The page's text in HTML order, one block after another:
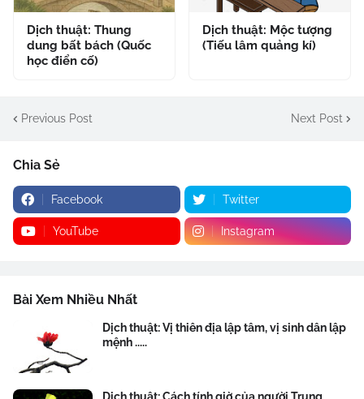
Dịch thuật: Thung
dung bất bách (Quốc
học điển cố)
Dịch thuật: Mộc tượng
(Tiếu lâm quảng kí)
Previous Post Next Post
Chia Sẻ
Facebook Twitter
YouTube Instagram
Bài Xem Nhiều Nhất
Dịch thuật: Vị thiên địa lập tâm, vị sinh dân lập
mệnh .....